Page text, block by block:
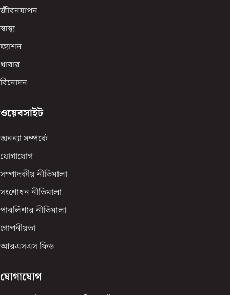
জীবনযাপন
স্বাস্থ্য
ফ্যাশন
খাবার
বিনোদন
ওয়েবসাইট
অনন্যা সম্পর্কে
যোগাযোগ
সম্পাদকীয় নীতিমালা
সংশোধন নীতিমালা
পাবলিশার নীতিমালা
গোপনীয়তা
আরএসএস ফিড
যোগাযোগ